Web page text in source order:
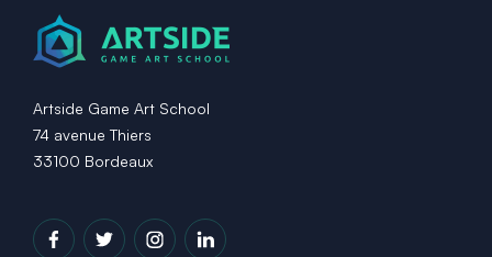
Artside Game Art School
74 avenue Thiers
33100 Bordeaux